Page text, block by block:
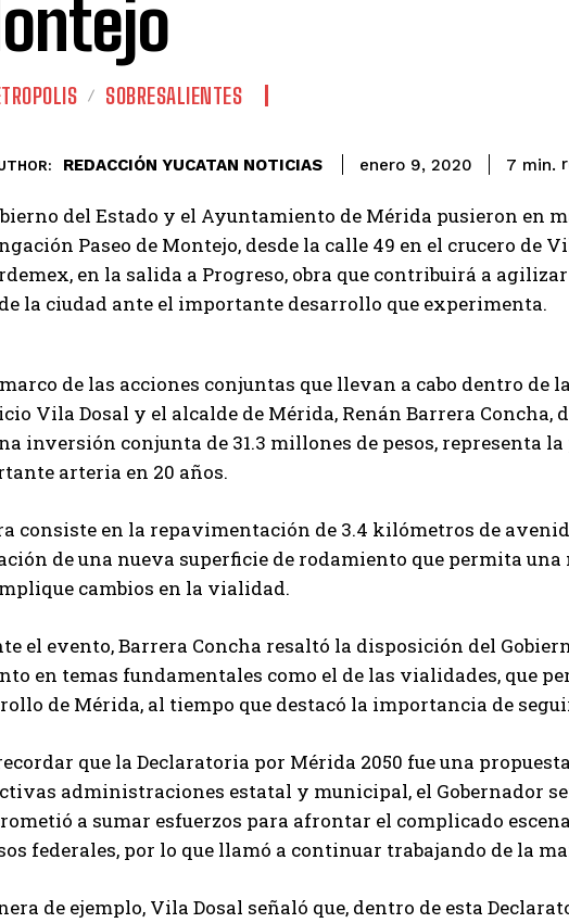
SOBRESALIENTES
REDACCIÓN YUCATAN NOTICIAS enero 9, 2020 7 min.
del Estado y el Ayuntamiento de Mérida pusieron en
Paseo de Montejo, desde la calle 49 en el crucero de
en la salida a Progreso, obra que contribuirá a
la ciudad ante el importante desarrollo que experimenta.
de las acciones conjuntas que llevan a cabo dentro de
Vila Dosal y el alcalde de Mérida, Renán Barrera Concha,
inversión conjunta de 31.3 millones de pesos, representa
arteria en 20 años.
consiste en la repavimentación de 3.4 kilómetros de
de una nueva superficie de rodamiento que permita
cambios en la vialidad.
el evento, Barrera Concha resaltó la disposición del
en temas fundamentales como el de las vialidades, que
de Mérida, al tiempo que destacó la importancia de
que la Declaratoria por Mérida 2050 fue una
administraciones estatal y municipal, el Gobernador
a sumar esfuerzos para afrontar el complicado
federales, por lo que llamó a continuar trabajando de la
de ejemplo, Vila Dosal señaló que, dentro de esta